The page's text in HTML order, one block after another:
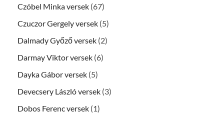
Czóbel Minka versek (67)
Czuczor Gergely versek (5)
Dalmady Győző versek (2)
Darmay Viktor versek (6)
Dayka Gábor versek (5)
Devecsery László versek (3)
Dobos Ferenc versek (1)